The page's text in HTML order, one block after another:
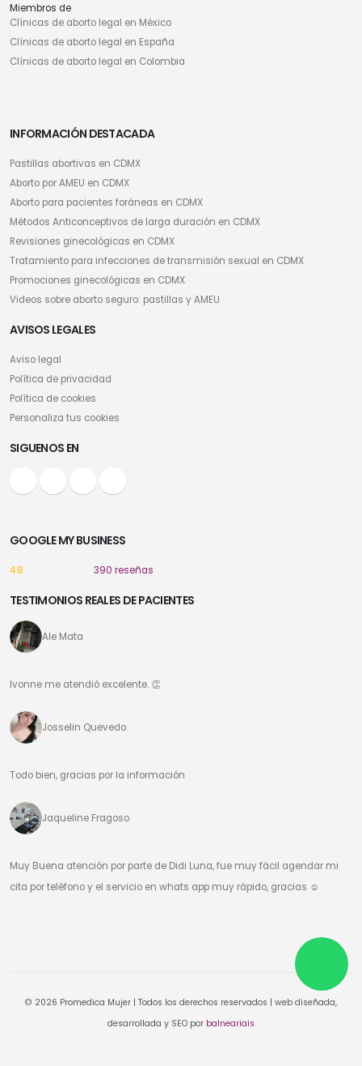
Miembros de
Clínicas de aborto legal en México
Clínicas de aborto legal en España
Clínicas de aborto legal en Colombia
INFORMACIÓN DESTACADA
Pastillas abortivas en CDMX
Aborto por AMEU en CDMX
Aborto para pacientes foráneas en CDMX
Métodos Anticonceptivos de larga duración en CDMX
Revisiones ginecológicas en CDMX
Tratamiento para infecciones de transmisión sexual en CDMX
Promociones ginecológicas en CDMX
Videos sobre aborto seguro: pastillas y AMEU
AVISOS LEGALES
Aviso legal
Política de privacidad
Política de cookies
Personaliza tus cookies
SIGUENOS EN
GOOGLE MY BUSINESS
4.8 390 reseñas
TESTIMONIOS REALES DE PACIENTES
Ale Mata
Ivonne me atendió excelente. 👏
Josselin Quevedo
Todo bien, gracias por la información
Jaqueline Fragoso
Muy Buena atención por parte de Didi Luna, fue muy fácil agendar mi
cita por teléfono y el servicio en whats app muy rápido, gracias ☺️
© 2026 Promedica Mujer | Todos los derechos reservados | web diseñada,
desarrollada y SEO por balneariais